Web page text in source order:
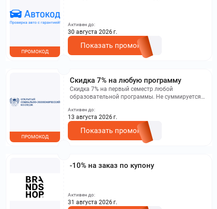
ПРОМОКОД
Активен до:
30 августа 2026 г.
Показать промокод
Скидка 7% на любую программу
Скидка 7% на первый семестр любой
образовательной программы. Не суммируется с
на сайте.
ПРОМОКОД
Активен до:
13 августа 2026 г.
Показать промокод
-10% на заказ по купону
Активен до:
31 августа 2026 г.